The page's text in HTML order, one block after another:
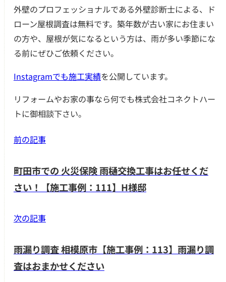
外壁のプロフェッショナルである外壁診断士による、ド
ローン屋根調査は無料です。築年数が古い家にお住まい
の方や、屋根が気になるという方は、雨が多い季節にな
る前にぜひご依頼ください。
Instagramでも施工実績を公開しています。
リフォームやお家の事なら何でも株式会社コネクトハー
トに御相談下さい。
前の記事
町田市での 火災保険 雨樋交換工事はお任せくだ
さい！【施工事例：111】H様邸
次の記事
雨漏り調査 相模原市【施工事例：113】雨漏り調
査はおまかせください